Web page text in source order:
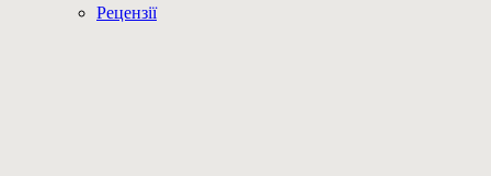
Рецензії